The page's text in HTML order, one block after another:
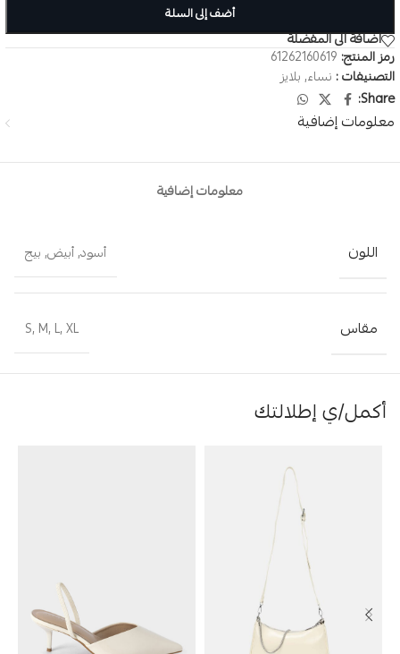
أضف إلى السلة
اضافة الى المفضلة
رمز المنتج: 61262160619
التصنيفات : نساء, بلايز
Share:
معلومات إضافية
معلومات إضافية
اللون أسود,أبيض, بيج
مقاس S, M, L, XL
أكمل/ي إطلالتك